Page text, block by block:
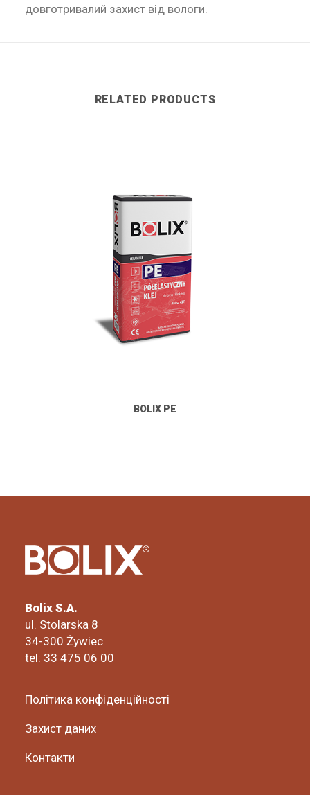
довготривалий захист від вологи.
RELATED PRODUCTS
BOLIX PE
Bolix S.A.
ul. Stolarska 8
34-300 Żywiec
tel: 33 475 06 00
Політика конфіденційності
Захист даних
Контакти